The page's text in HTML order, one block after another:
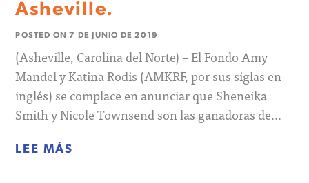
Asheville.
POSTED ON7 DE JUNIO DE 2019
(Asheville, Carolina del Norte) – El Fondo Amy
Mandel y Katina Rodis (AMKRF, por sus siglas en
inglés) se complace en anunciar que Sheneika
Smith y Nicole Townsend son las ganadoras de…
LEE MÁS